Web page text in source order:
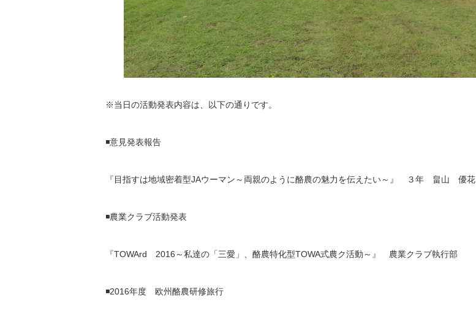
※当日の活動発表内容は、以下の通りです。
◾️意見発表報告
『目指すは地域密着型JAウーマン～両親のように酪農の魅力を伝えたい～』 ３年 畠山 優花
◾️農業クラブ活動発表
『TOWArd 2016～私達の「三愛」、酪農特化型TOWA式農ク活動～』 農業クラブ執行部
◾️2016年度 欧州酪農研修旅行